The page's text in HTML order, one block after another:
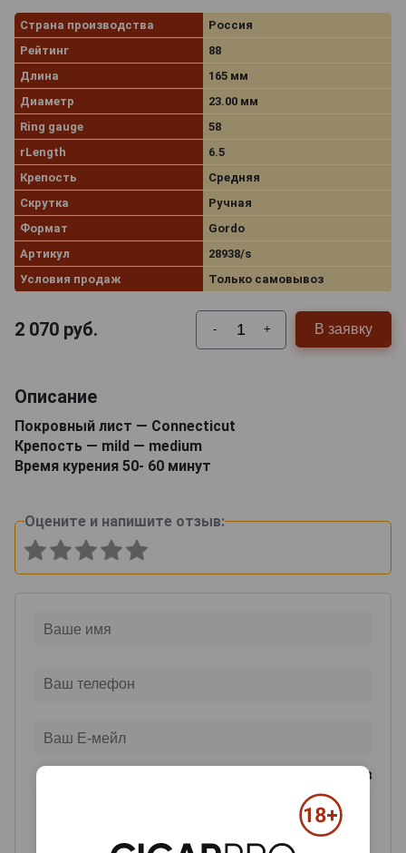
Страна производства
Россия
Рейтинг
88
Длина
165 мм
Диаметр
23.00 мм
Ring gauge
58
rLength
6.5
Крепость
Средняя
Скрутка
Ручная
Формат
Gordo
Артикул
28938/s
Условия продаж
Только самовывоз
2 070 руб. - + В заявку
Описание
Покровный лист — Connecticut
Крепость — mild — medium
Время курения 50- 60 минут
Оцените и напишите отзыв:
из 2000 знаков